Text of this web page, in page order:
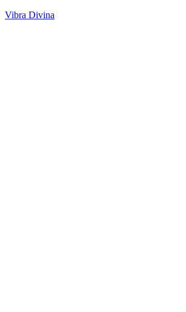
Vibra Divina